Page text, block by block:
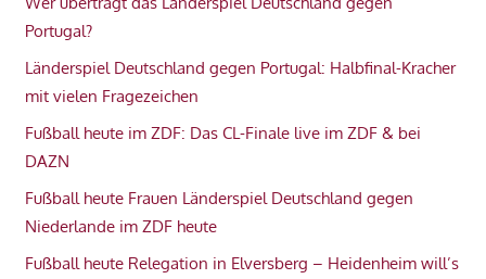
Portugal?
Länderspiel Deutschland gegen Portugal: Halbfinal-Kracher
mit vielen Fragezeichen
Fußball heute im ZDF: Das CL-Finale live im ZDF & bei
DAZN
Fußball heute Frauen Länderspiel Deutschland gegen
Niederlande im ZDF heute
Fußball heute Relegation in Elversberg – Heidenheim will’s